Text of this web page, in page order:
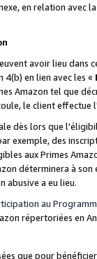
en relation avec
avoir lieu dans
en lien avec les «
Amazon tel que
le client
dès lors que
exemple, des
aux Primes
déterminera à
abusive a eu lieu.
au
répertoriées en
que pour